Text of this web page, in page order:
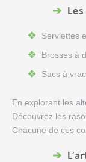
Serviettes
Brosses à
Sacs à
En explorant les
Découvrez les
Chacune de ces